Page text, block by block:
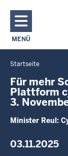
MENÜ
NAVIGATION
Sie
befinden
sich
hier
Startseite
Für mehr
Plattform
3.
Minister Reul:
03.11.2025